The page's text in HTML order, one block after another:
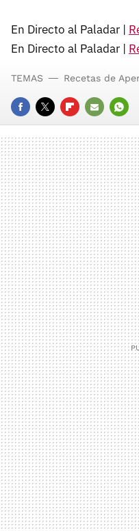
En Directo al Paladar |
En Directo al Paladar |
FACEBOOK
TWITTERFLIPBOARD
E-
MAIL
TEMAS Recetas de